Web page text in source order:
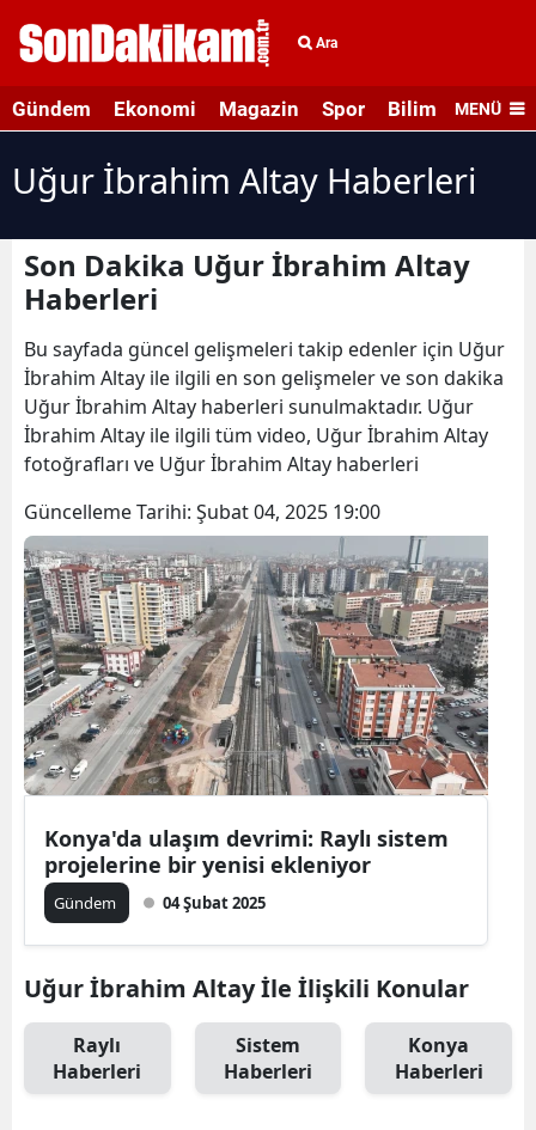
Ara
Gündem Ekonomi Magazin Spor Bilim veMENÜ
Uğur İbrahim Altay Haberleri
Son Dakika Uğur İbrahim Altay
Haberleri
Bu sayfada güncel gelişmeleri takip edenler için Uğur
İbrahim Altay ile ilgili en son gelişmeler ve son dakika
Uğur İbrahim Altay haberleri sunulmaktadır. Uğur
İbrahim Altay ile ilgili tüm video, Uğur İbrahim Altay
fotoğrafları ve Uğur İbrahim Altay haberleri
Güncelleme Tarihi: Şubat 04, 2025 19:00
Konya'da ulaşım devrimi: Raylı sistem
projelerine bir yenisi ekleniyor
Gündem 04 Şubat 2025
Uğur İbrahim Altay İle İlişkili Konular
Raylı
Haberleri
Sistem
Haberleri
Konya
Haberleri